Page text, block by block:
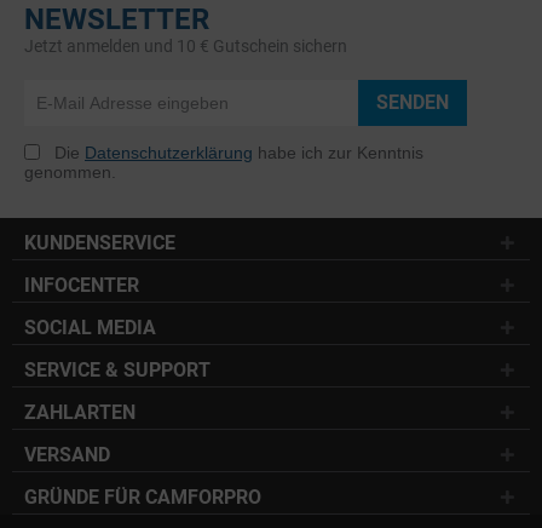
NEWSLETTER
Jetzt anmelden und 10 € Gutschein sichern
SENDEN
Die Datenschutzerklärung habe ich zur Kenntnis
genommen.
KUNDENSERVICE
INFOCENTER
SOCIAL MEDIA
SERVICE & SUPPORT
ZAHLARTEN
VERSAND
GRÜNDE FÜR CAMFORPRO